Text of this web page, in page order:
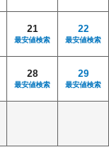
21
最安値検索
22
最安値検索
28
最安値検索
29
最安値検索